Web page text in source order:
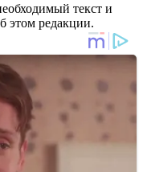
текст и
этом редакции.